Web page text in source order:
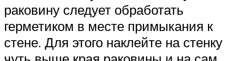
раковину следует обработать
герметиком в месте примыкания к
стене. Для этого наклейте на стенку